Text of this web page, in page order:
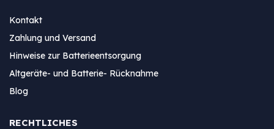
Kontakt
Zahlung und Versand
Hinweise zur Batterieentsorgung
Altgeräte- und Batterie- Rücknahme
Blog
RECHTLICHES